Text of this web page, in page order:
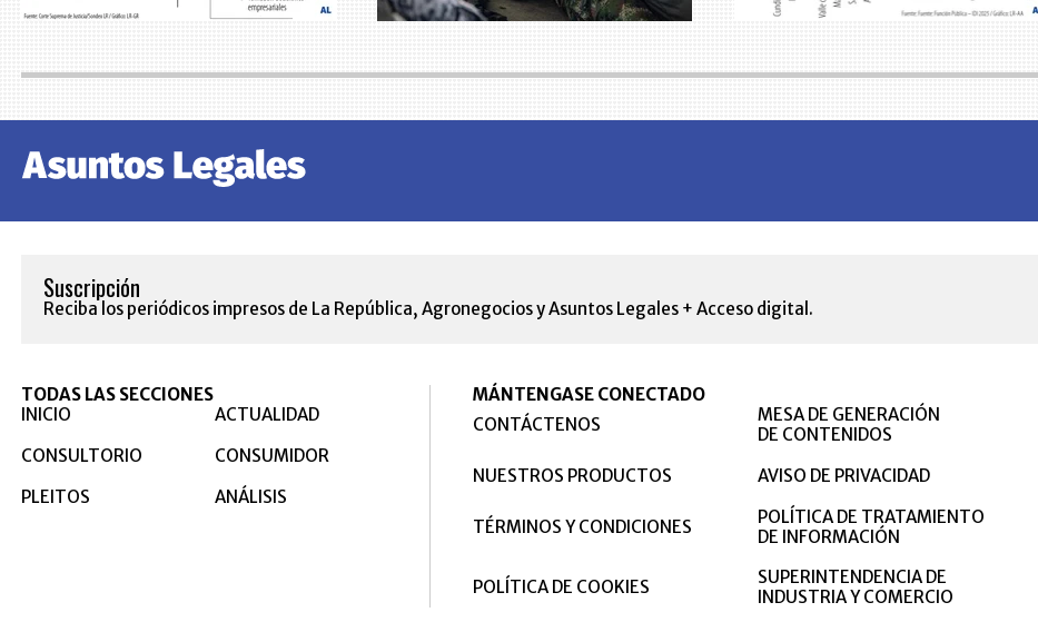
Suscripción
Reciba los periódicos impresos de La República, Agronegocios y Asuntos Legales + Acceso digital.
TODAS LAS SECCIONES
INICIO
ACTUALIDAD
CONSULTORIO
CONSUMIDOR
PLEITOS
ANÁLISIS
MÁNTENGASE CONECTADO
CONTÁCTENOS
MESA DE GENERACIÓN
DE CONTENIDOS
NUESTROS PRODUCTOS
AVISO DE PRIVACIDAD
TÉRMINOS Y CONDICIONES
POLÍTICA DE TRATAMIENTO
DE INFORMACIÓN
POLÍTICA DE COOKIES
SUPERINTENDENCIA DE
INDUSTRIA Y COMERCIO